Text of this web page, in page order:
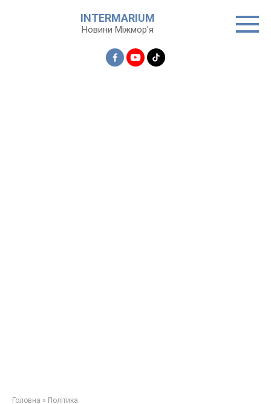
INTERMARIUM
Новини Міжмор'я
Головна » Політика